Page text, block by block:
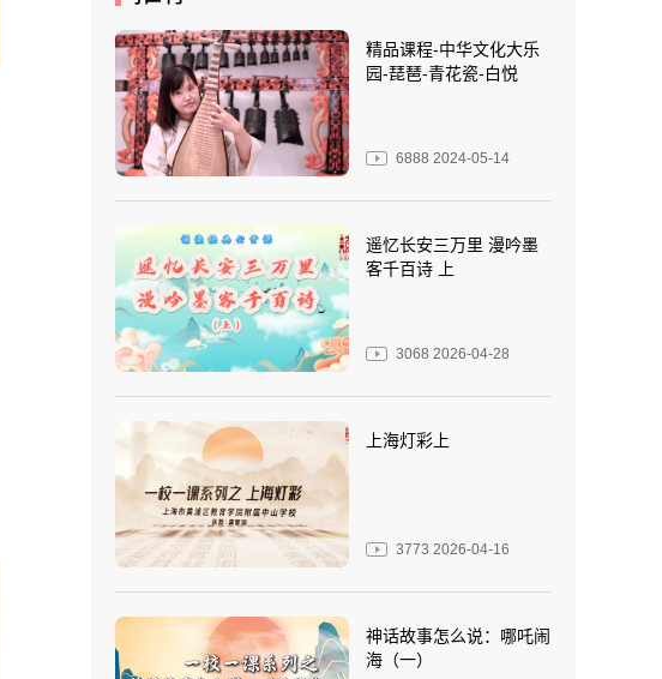
精品课程-中华文化大乐
园-琵琶-青花瓷-白悦
6888 2024-05-14
遥忆长安三万里 漫吟墨
客千百诗 上
3068 2026-04-28
上海灯彩上
3773 2026-04-16
神话故事怎么说：哪吒闹
海（一）